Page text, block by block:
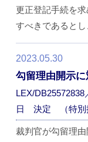
更正登記手続を
すべきであるとし
2023.05.30
勾留理由開示
LEX/
日 決定 （特別
裁判官が勾留理